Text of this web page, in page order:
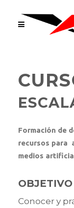
Formación de
recursos para
medios
OBJETIVO
Conocer y